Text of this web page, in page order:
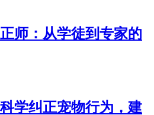
师：从学徒到专家的
学纠正宠物行为，建